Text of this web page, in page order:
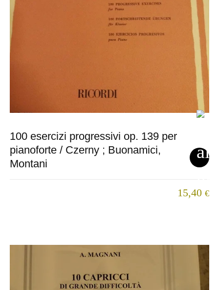
100 esercizi progressivi op. 139 per
pianoforte / Czerny ; Buonamici,
Montani
15,40 €